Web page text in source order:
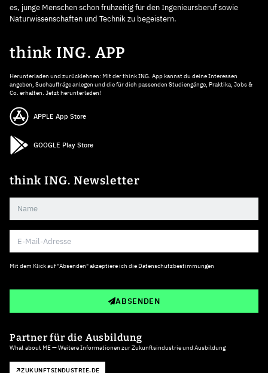
es, junge Menschen schon frühzeitig für den Ingenieursberuf sowie
Naturwissenschaften und Technik zu begeistern.
think ING. APP
Herunterladen und zurücklehnen: Mit der think ING. App kannst du deine Interessen
angeben, Suchaufträge anlegen und die für dich passenden Studiengänge, Praktika, Jobs &
Co. erhalten. Jetzt herunterladen!
APPLE App Store
GOOGLE Play Store
think ING. Newsletter
Mit dem Klick auf "Absenden" akzeptiere ich die Datenschutzbestimmungen
ABSENDEN
Partner für die Ausbildung
What about ME — Weitere Informationen zur Zukunftsindustrie und Ausbildung
ZUKUNFTSINDUSTRIE.DE